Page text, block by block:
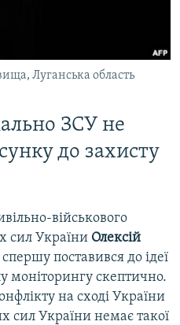
Луганська область
ЗСУ не
до захисту
військового
сил України Олексій
поставився до ідеї
моніторингу скептично.
на сході України
сил України немає такої